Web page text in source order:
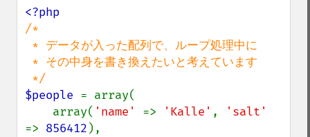
/*
$people = array(
    array(
'name' => 'Kalle' ,
=> 856412 ),